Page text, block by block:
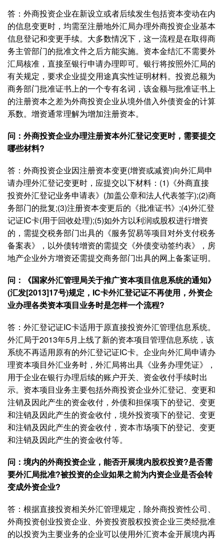
答：外商投资企业在新设立或者后续发生包括资本变动在内
的信息变更时，均需至注册地外汇局办理外商投资企业基本
信息登记和变更手续。大多数情况下，这一流程是在取得商
务主管部门的批准文件之后方能实施。资本金结汇不需要外
汇局核准，直接至银行申请办理即可。银行将按照外汇局的
有关规定，要求企业提交用途真实性证明材料。投资总额为
商务部门批准证书上的一个专有名词，该金额与批准证书上
的注册资本之差为外商投资企业从境外借入外债资金的计算
系数。增资通常理解为增加注册资本。
问：外商投资企业办理注册资本外汇登记变更时，需要提交
哪些材料?
答：外商投资企业因注册资本变更(增资或减资)向外汇局申
请办理外汇登记变更时，应提交以下材料：(1)《外商直接
投资外汇登记业务申请表》(加盖公章和法人代表签字);(2)商
务部门的批复;(3)注册资本变更后的《批准证书》;(4)外汇登
记证IC卡(用于回收处理);(5)如外方以利润或股权进行增资
的，需提交税务部门出具的《服务贸易等项目对外支付税务
备案表》，以外债转增资的需提交《外债变动签约表》，房
地产企业外方增资还需提交商务部门出具的网上备案证明。
问：《国家外汇管理局关于推广资本项目信息系统的通知》
(汇发[2013]17号)规定，IC卡外汇登记证不再使用，外资企
业办理各类资本项目业务时是怎样一个流程?
答：外汇登记证IC卡适用于原直接投资外汇管理信息系统。
外汇局于2013年5月上线了新的资本项目管理信息系统，该
系统不再适用原有的外汇登记证IC卡。企业向外汇局申请办
理资本项目外汇业务时，外汇局将出具《业务办理凭证》，
用于企业在银行办理后续的账户开关、资金收付手续时出
示。资本项目业务主要包括外商投资企业外汇登记、变更和
注销及因此产生的资金收付，外债和担保项下的登记、变更
和注销及因此产生的资金收付，境外投资项下的登记、变更
和注销及因此产生的资金收付，资本市场项下的登记、变更
和注销及因此产生的资金收付等。
问：境内的外商投资企业，能否开展境内股权投资?是否需
要外汇局批准?被投资的企业如果之前为内资企业是否会转
变成外资企业?
答：根据直接投资相关外汇管理规定，除外商投资性公司、
外商投资创业投资企业、外资投资股权投资企业三类经批准
的以投资为主要业务的企业可以使用外汇资本金开展境内再